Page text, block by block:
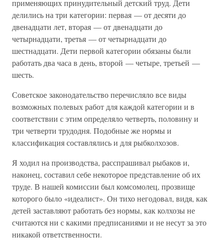
применяющих принудительный детский труд. Дети
делились на три категории: первая — от десяти до
двенадцати лет, вторая — от двенадцати до
четырнадцати, третья — от четырнадцати до
шестнадцати. Дети первой категории обязаны были
работать два часа в день, второй — четыре, третьей —
шесть.
Советское законодательство перечисляло все виды
возможных полевых работ для каждой категории и в
соответствии с этим определяло четверть, половину и
три четверти трудодня. Подобные же нормы и
классификация составлялись и для рыбколхозов.
Я ходил на производства, расспрашивал рыбаков и,
наконец, составил себе некоторое представление об их
труде. В нашей комиссии был комсомолец, прозвище
которого было «идеалист». Он тихо негодовал, видя, как
детей заставляют работать без нормы, как колхозы не
считаются ни с какими предписаниями и не несут за это
никакой ответственности.